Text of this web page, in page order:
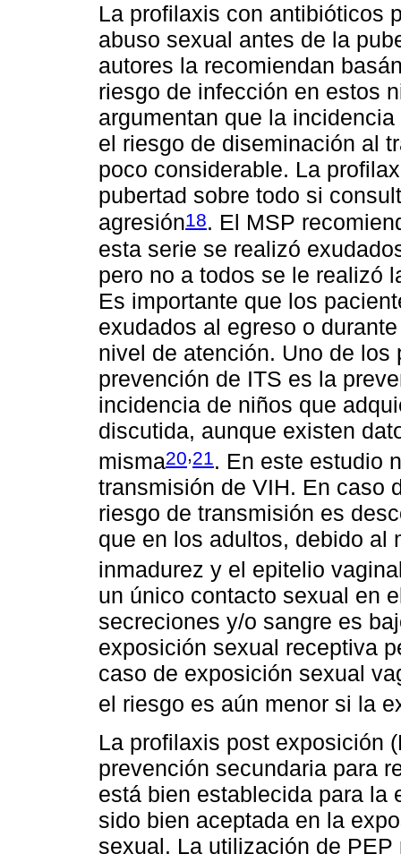
La profilaxis con antibióticos
abuso sexual antes de la
autores la recomiendan
riesgo de infección en estos
argumentan que la
el riesgo de diseminación al
poco considerable. La
pubertad sobre todo si
agresión18. El MSP
esta serie se realizó
pero no a todos se le realizó
Es importante que los
exudados al egreso o
nivel de atención. Uno de
prevención de ITS es la
incidencia de niños que
discutida, aunque existen
misma20 21 . En este estudio
transmisión de VIH. En caso
riesgo de transmisión es
que en los adultos, debido al
inmadurez y el epitelio
un único contacto sexual en
secreciones y/o sangre es
exposición sexual receptiva
caso de exposición sexual
el riesgo es aún menor si la
La profilaxis post exposición
prevención secundaria para
está bien establecida para la
sido bien aceptada en la
sexual. La utilización de